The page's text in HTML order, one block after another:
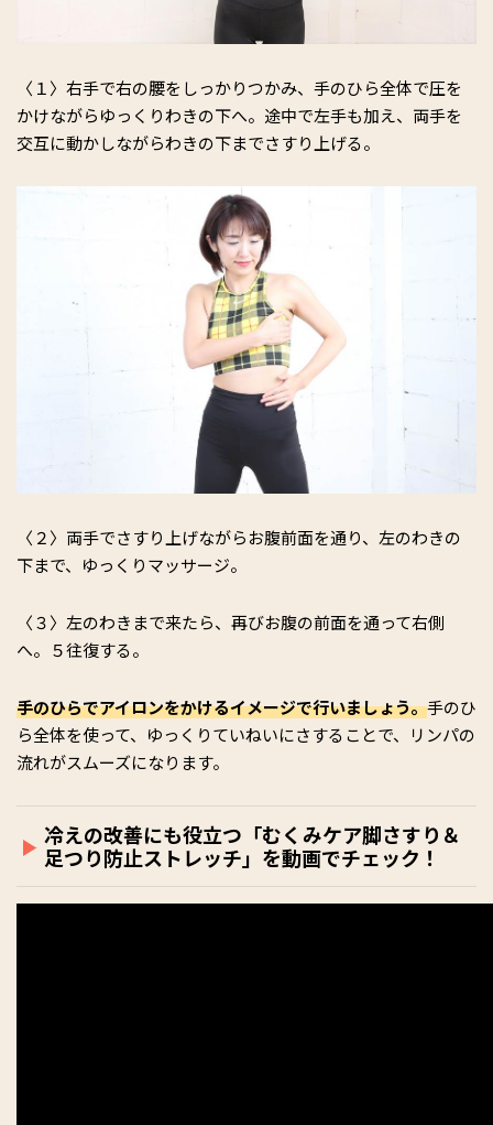
〈１〉右手で右の腰をしっかりつかみ、手のひら全体で圧を
かけながらゆっくりわきの下へ。途中で左手も加え、両手を
交互に動かしながらわきの下までさすり上げる。
〈２〉両手でさすり上げながらお腹前面を通り、左のわきの
下まで、ゆっくりマッサージ。
〈３〉左のわきまで来たら、再びお腹の前面を通って右側
へ。５往復する。
手のひらでアイロンをかけるイメージで行いましょう。手のひ
ら全体を使って、ゆっくりていねいにさすることで、リンパの
流れがスムーズになります。
冷えの改善にも役立つ「むくみケア脚さすり＆
足つり防止ストレッチ」を動画でチェック！